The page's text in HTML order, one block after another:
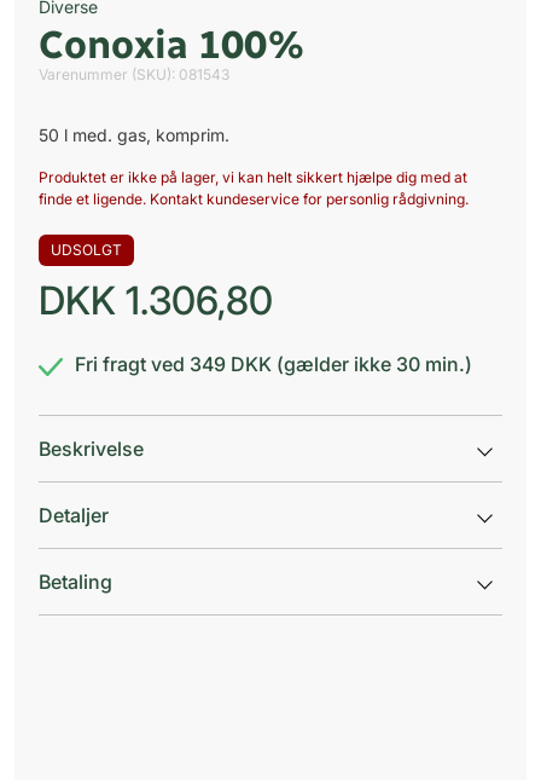
Diverse
Conoxia 100%
Varenummer (SKU): 081543
50 l med. gas, komprim.
Produktet er ikke på lager, vi kan helt sikkert hjælpe dig med at
finde et ligende. Kontakt kundeservice for personlig rådgivning.
UDSOLGT
DKK 1.306,80
Fri fragt ved 349 DKK (gælder ikke 30 min.)
Beskrivelse
Detaljer
Betaling